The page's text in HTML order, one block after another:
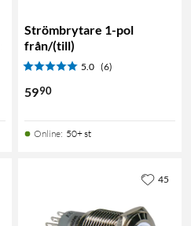
Strömbrytare 1-pol
från/(till)
5.0 (6)
5990
Online: 50+ st
45